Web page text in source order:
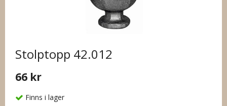
Stolptopp 42.012
66 kr
Finns i lager